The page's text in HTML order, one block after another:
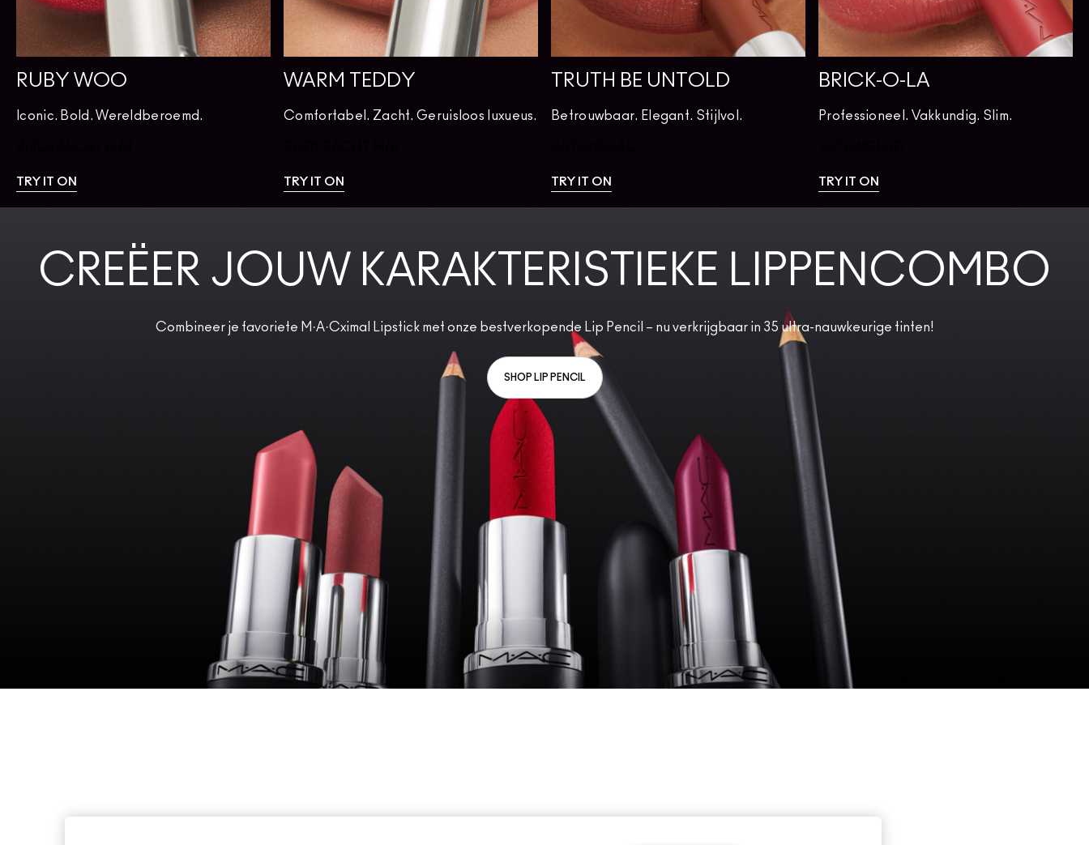
RUBY WOO
Iconic. Bold. Wereldberoemd.
TRY IT ON
WARM TEDDY
Comfortabel. Zacht. Geruisloos luxueus.
TRY IT ON
TRUTH BE UNTOLD
Betrouwbaar. Elegant. Stijlvol.
TRY IT ON
BRICK-O-LA
Professioneel. Vakkundig. Slim.
TRY IT ON
CREËER JOUW KARAKTERISTIEKE LIPPENCOMBO
Combineer je favoriete M·A·Cximal Lipstick met onze bestverkopende Lip Pencil – nu verkrijgbaar in 35 ultra-nauwkeurige tinten!
SHOP LIP PENCIL